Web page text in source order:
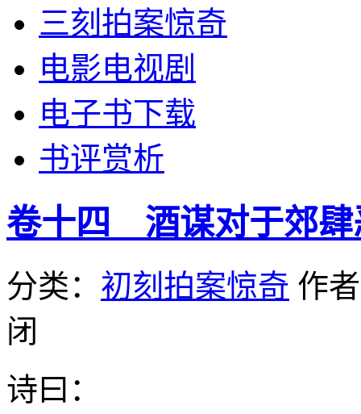
三刻拍案惊奇
电影电视剧
电子书下载
书评赏析
卷十四 酒谋对于郊
分类： 初刻拍案惊奇 作
闭
诗曰：